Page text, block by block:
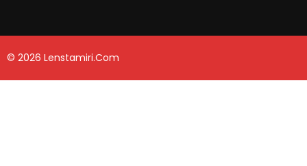
© 2026 Lenstamiri.com